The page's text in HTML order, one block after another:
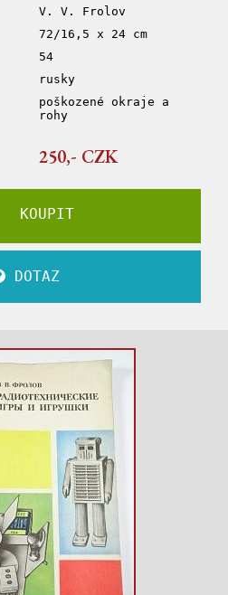
V. V. Frolov
72/16,5 x 24 cm
54
rusky
poškozené okraje a
rohy
250,- CZK
KOUPIT
DOTAZ